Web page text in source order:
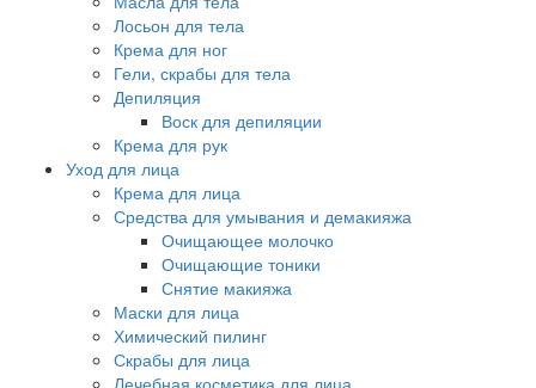
Лосьон для тела
Крема для ног
Гели, скрабы для тела
Депиляция
Воск для депиляции
Крема для рук
Уход для лица
Крема для лица
Средства для умывания и демакияжа
Очищающее молочко
Очищающие тоники
Снятие макияжа
Маски для лица
Химический пилинг
Скрабы для лица
Лечебная косметика для лица